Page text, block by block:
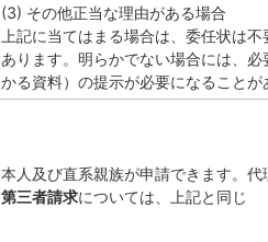
(3) その他正当な理由がある場合
上記に当てはまる場合は、委任状は
あります。明らかでない場合には、
かる資料）の提示が必要になることが
本人及び直系親族が申請できます。代
第三者請求については、上記と同じ